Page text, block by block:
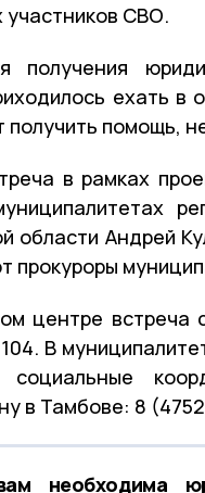
участников СВО.
получения
ехать в
получить помощь,
в рамках
области Андрей
прокуроры
центре встреча
В
социальные
в Тамбове: 8
необходима